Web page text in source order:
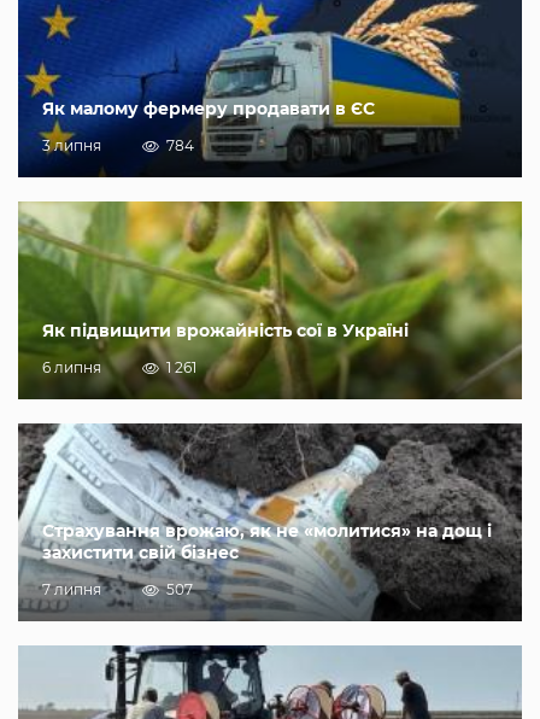
Як малому фермеру продавати в ЄС
3 липня 784
Як підвищити врожайність сої в Україні
6 липня 1 261
Страхування врожаю, як не «молитися» на дощ і
захистити свій бізнес
7 липня 507